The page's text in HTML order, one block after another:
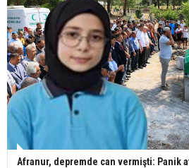
Afranur, depremde can vermişti: Panik